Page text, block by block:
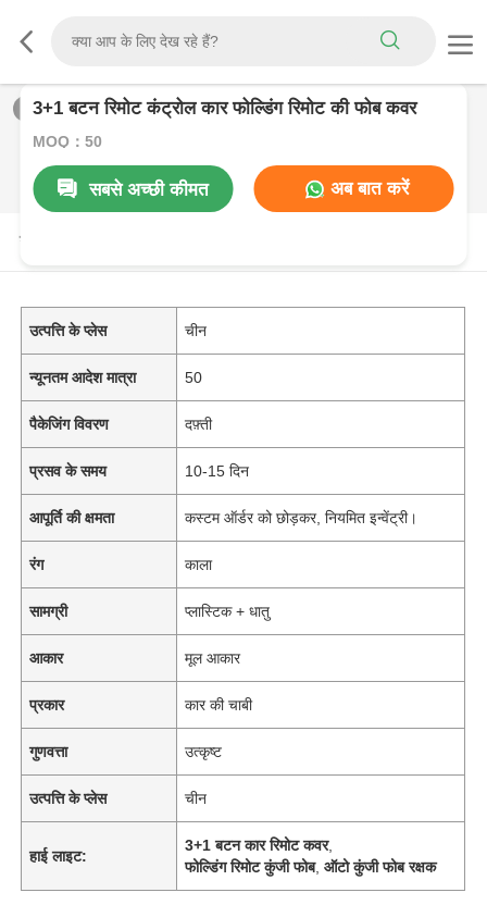
/0
3+1 बटन रिमोट कंट्रोल कार फोल्डिंग रिमोट की फोब कवर
MOQ：50
सबसे अच्छी कीमत अब बात करें
उत्पाद विवरण
उत्पत्ति के प्लेस चीन
न्यूनतम आदेश मात्रा 50
पैकेजिंग विवरण दफ़्ती
प्रसव के समय 10-15 दिन
आपूर्ति की क्षमता कस्टम ऑर्डर को छोड़कर, नियमित इन्वेंट्री।
रंग काला
सामग्री प्लास्टिक + धातु
आकार मूल आकार
प्रकार कार की चाबी
गुणवत्ता उत्कृष्ट
उत्पत्ति के प्लेस चीन
हाई लाइट:
3+1 बटन कार रिमोट कवर,
फोल्डिंग रिमोट कुंजी फोब,ऑटो कुंजी फोब रक्षक